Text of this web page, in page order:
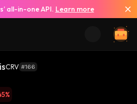
all-in-one API. Learn more
CRV #166
%